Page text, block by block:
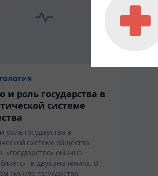
и роль государства в
системе
роль государства в
системе общества
«государство» обычно
в двух значениях. В
смысле государство